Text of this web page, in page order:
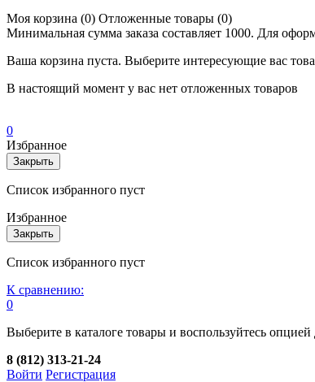
Моя корзина (0) Отложенные товары (0)
Минимальная сумма заказа составляет 1000. Для
Ваша корзина пуста. Выберите интересующие вас
В настоящий момент у вас нет отложенных товаров
0
Избранное
Закрыть
Список избранного пуст
Избранное
Закрыть
Список избранного пуст
К сравнению:
0
Выберите в каталоге товары и воспользуйтесь
8 (812) 313-21-24
Войти Регистрация